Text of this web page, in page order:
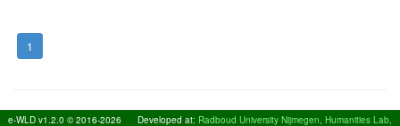
1
e-WLD v1.2.0 © 2016-2026 Developed at: Radboud University Nijmegen, Humanities Lab,